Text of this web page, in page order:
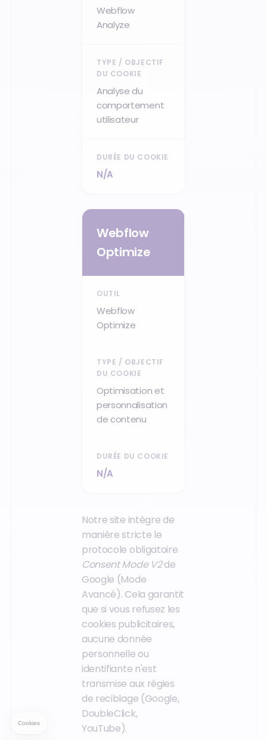
Webflow
Analyze
Analyse du
comportement
utilisateur
N/A
Webflow
Optimize
Webflow
Optimize
Optimisation et
personnalisation
de contenu
N/A
Notre site intègre de
manière stricte le
protocole obligatoire
Consent Mode V2de
Google (Mode
Avancé). Cela garantit
que si vous refusez les
cookies publicitaires,
aucune donnée
personnelle ou
identifiante n'est
transmise aux régies
de reciblage (Google,
DoubleClick,
YouTube).